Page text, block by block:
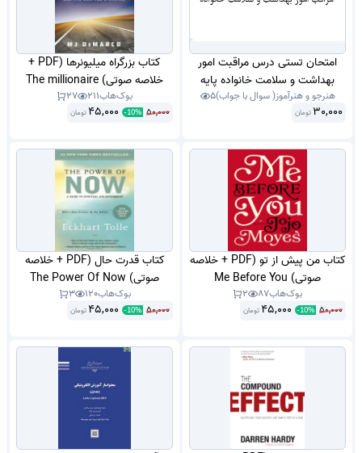
امتحان تستی درس مراقبت امور
بهداشت و سلامت خانواده پایه
دوازدهم مدیریت و برنامه ریزی امور
هنرآموزان .
هنرجو و هنرآموز( سوال با جواب)5
30,000 تومان
کتاب بزرگراه میلیونرها (PDF +
خلاصه صوتی) The millionaire
fastlaneبوک‌هاب211
27
50,000
-10%
45,000 تومان
کتاب من پیش از تو (PDF + خلاصه
صوتی) Me Before You
بوک‌هاب87
2
50,000
-10%
45,000 تومان
کتاب قدرت حال (PDF + خلاصه
صوتی) The Power Of Now
بوک‌هاب120
3
50,000
-10%
45,000 تومان